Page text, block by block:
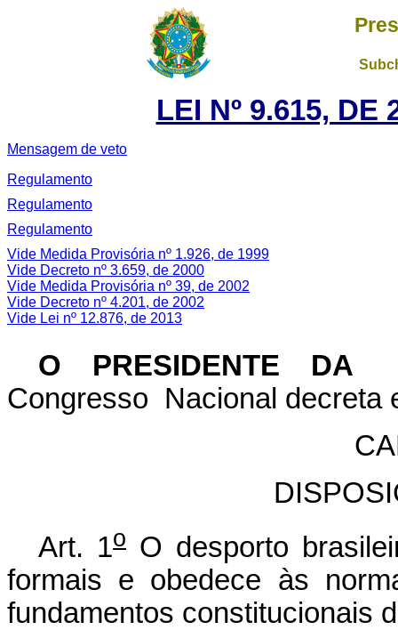
LEI Nº 9.615, DE
Mensagem de veto
Regulamento
Regulamento
Regulamento
Vide Medida Provisória nº 1.926, de 1999
Vide Decreto nº 3.659, de 2000
Vide Medida Provisória nº 39, de 2002
Vide Decreto nº 4.201, de 2002
Vide Lei nº 12.876, de 2013
O PRESIDENTE DA
Congresso Nacional
Art. 1oO desporto
formais e obedece às
fundamentos constitucionais